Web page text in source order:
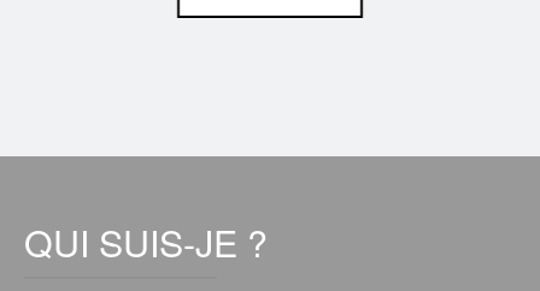
QUI SUIS-JE ?